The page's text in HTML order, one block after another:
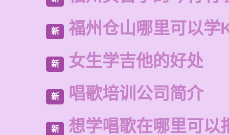
新 福州仓山哪里可以学
新 女生学吉他的好处
新 唱歌培训公司简介
新 想学唱歌在哪里可以